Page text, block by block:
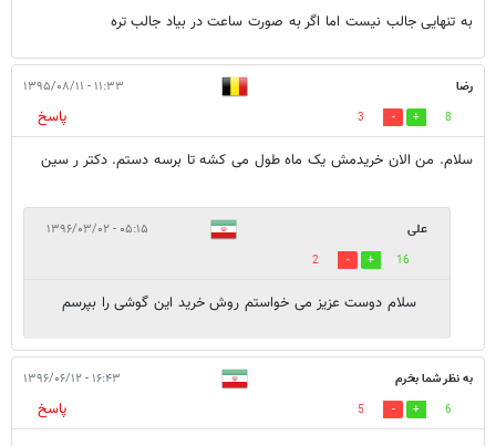
به تنهایی جالب نیست اما اگر به صورت ساعت در بیاد جالب تره
رضا ۱۱:۳۳ - ۱۳۹۵/۰۸/۱۱
8
3
پاسخ
سلام. من الان خریدمش یک ماه طول می کشه تا برسه دستم. دکتر ر سین
علی ۰۵:۱۵ - ۱۳۹۶/۰۳/۰۲
16
2
سلام دوست عزیز می خواستم روش خرید این گوشی را بپرسم
به نظر شما بخرم ۱۶:۴۳ - ۱۳۹۶/۰۶/۱۲
6
5
پاسخ